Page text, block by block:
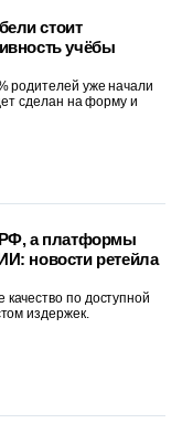
стоит
учёбы
родителей уже начали
сделан на форму и
РФ, а платформы
новости ретейла
по доступной
издержек.